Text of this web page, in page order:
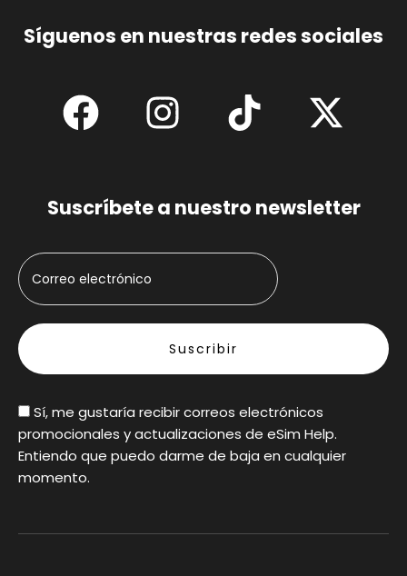
Síguenos en nuestras redes sociales
Suscríbete a nuestro newsletter
Sí, me gustaría recibir correos electrónicos
promocionales y actualizaciones de eSim Help.
Entiendo que puedo darme de baja en cualquier
momento.